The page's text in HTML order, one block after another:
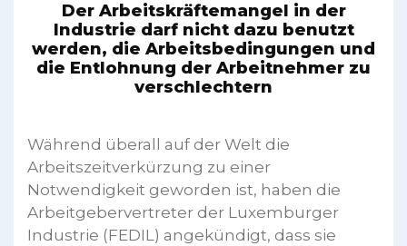
Der Arbeitskräftemangel in der
Industrie darf nicht dazu benutzt
werden, die Arbeitsbedingungen und
die Entlohnung der Arbeitnehmer zu
verschlechtern
Während überall auf der Welt die
Arbeitszeitverkürzung zu einer
Notwendigkeit geworden ist, haben die
Arbeitgebervertreter der Luxemburger
Industrie (FEDIL) angekündigt, dass sie